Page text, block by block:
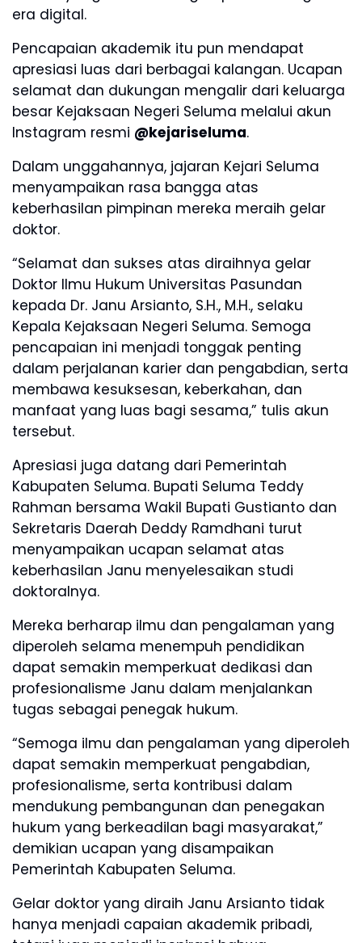
era digital.
Pencapaian akademik itu pun mendapat
apresiasi luas dari berbagai kalangan. Ucapan
selamat dan dukungan mengalir dari keluarga
besar Kejaksaan Negeri Seluma melalui akun
Instagram resmi @kejariseluma.
Dalam unggahannya, jajaran Kejari Seluma
menyampaikan rasa bangga atas
keberhasilan pimpinan mereka meraih gelar
doktor.
“Selamat dan sukses atas diraihnya gelar
Doktor Ilmu Hukum Universitas Pasundan
kepada Dr. Janu Arsianto, S.H., M.H., selaku
Kepala Kejaksaan Negeri Seluma. Semoga
pencapaian ini menjadi tonggak penting
dalam perjalanan karier dan pengabdian, serta
membawa kesuksesan, keberkahan, dan
manfaat yang luas bagi sesama,” tulis akun
tersebut.
Apresiasi juga datang dari Pemerintah
Kabupaten Seluma. Bupati Seluma Teddy
Rahman bersama Wakil Bupati Gustianto dan
Sekretaris Daerah Deddy Ramdhani turut
menyampaikan ucapan selamat atas
keberhasilan Janu menyelesaikan studi
doktoralnya.
Mereka berharap ilmu dan pengalaman yang
diperoleh selama menempuh pendidikan
dapat semakin memperkuat dedikasi dan
profesionalisme Janu dalam menjalankan
tugas sebagai penegak hukum.
“Semoga ilmu dan pengalaman yang diperoleh
dapat semakin memperkuat pengabdian,
profesionalisme, serta kontribusi dalam
mendukung pembangunan dan penegakan
hukum yang berkeadilan bagi masyarakat,”
demikian ucapan yang disampaikan
Pemerintah Kabupaten Seluma.
Gelar doktor yang diraih Janu Arsianto tidak
hanya menjadi capaian akademik pribadi,